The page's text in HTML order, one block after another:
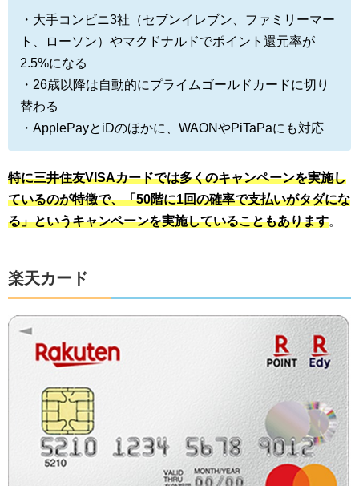
・大手コンビニ3社（セブンイレブン、ファミリーマー
ト、ローソン）やマクドナルドでポイント還元率が
2.5%になる
・26歳以降は自動的にプライムゴールドカードに切り
替わる
・ApplePayとiDのほかに、WAONやPiTaPaにも対応
特に三井住友VISAカードでは多くのキャンペーンを実施し
ているのが特徴で、「50階に1回の確率で支払いがタダにな
る」というキャンペーンを実施していることもあります。
楽天カード